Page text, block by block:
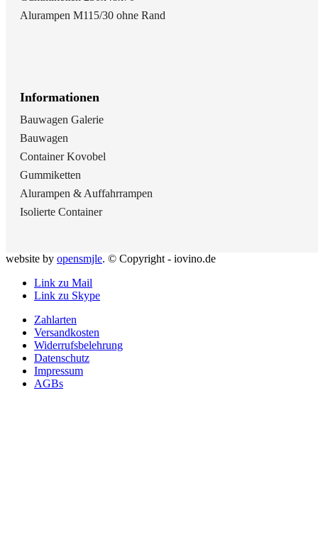
Alurampen M115/30 ohne Rand
Informationen
Bauwagen Galerie
Bauwagen
Container Kovobel
Gummiketten
Alurampen & Auffahrrampen
Isolierte Container
website by opensmjle. © Copyright - iovino.de
Link zu Mail
Link zu Skype
Zahlarten
Versandkosten
Widerrufsbelehrung
Datenschutz
Impressum
AGBs